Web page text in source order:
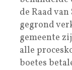
de Raad
gegrond
gemeente
alle
boetes